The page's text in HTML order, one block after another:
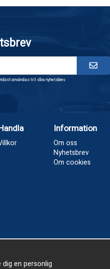
användas till våra nyhetsbrev.
Information
Om oss
Nyhetsbrev
Om cookies
en personlig